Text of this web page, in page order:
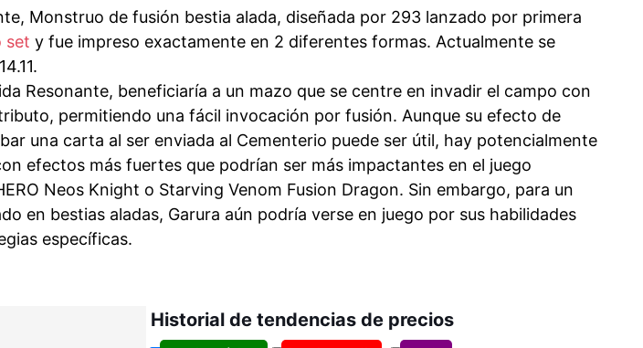
Monstruo de fusión bestia alada, diseñada por 293 lanzado por primera
set y fue impreso exactamente en 2 diferentes formas. Actualmente se
Resonante, beneficiaría a un mazo que se centre en invadir el campo con
permitiendo una fácil invocación por fusión. Aunque su efecto de
una carta al ser enviada al Cementerio puede ser útil, hay potencialmente
efectos más fuertes que podrían ser más impactantes en el juego
Neos Knight o Starving Venom Fusion Dragon. Sin embargo, para un
en bestias aladas, Garura aún podría verse en juego por sus habilidades
específicas.
Historial de tendencias de precios